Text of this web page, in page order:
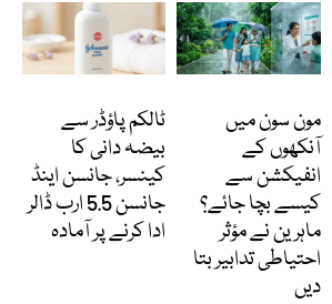
مون سون میں
آنکھوں کے
انفیکشن سے
کیسے بچا جائے؟
ماہرین نے مؤثر
احتیاطی تدابیر بتا
دیں
ٹالکم پاؤڈر سے
بیضہ دانی کا
کینسر، جانسن اینڈ
جانسن 5.5 ارب ڈالر
ادا کرنے پر آمادہ